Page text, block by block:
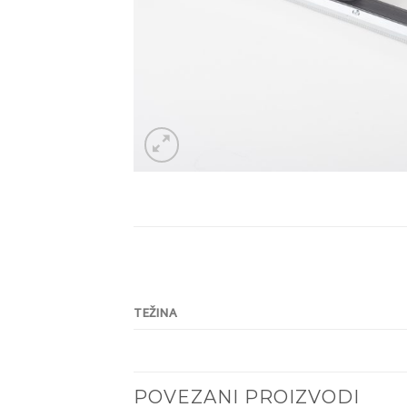
TEŽINA
POVEZANI PROIZVODI